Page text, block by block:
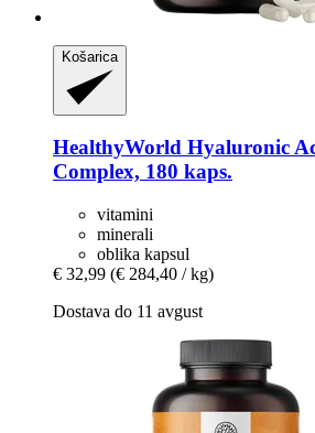
Košarica
HealthyWorld Hyaluronic
Complex, 180 kaps.
vitamini
minerali
oblika kapsul
€ 32,99 (€ 284,40 / kg)
Dostava do 11 avgust